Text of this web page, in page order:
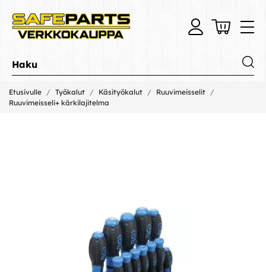
Etusivulle Työkalut Käsityökalut
Ruuvimeisselit
Ruuvimeisseli+ kärkilajitelma